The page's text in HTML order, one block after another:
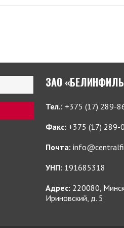
ЗАО
Тел.: +375 (17) 289-
Факс: +375 (17) 289-
Почта:
УНП: 191685318
Адрес: 220080,
Ириновский, д. 5